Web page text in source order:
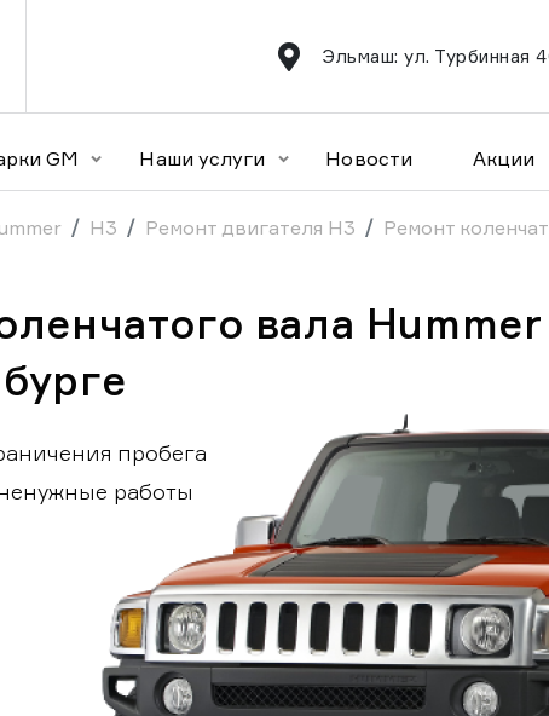
Эльмаш: ул. Турбинная
GM Наши услуги Новости Акции
H3 Ремонт двигателя H3 Ремонт
вала
пробега
работы